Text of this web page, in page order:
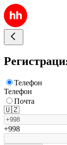
Телефон
Телефон
Почта
🇺🇿
+998